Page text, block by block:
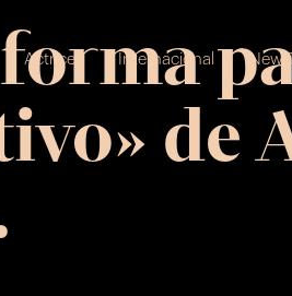
Actrices Internacional New
de